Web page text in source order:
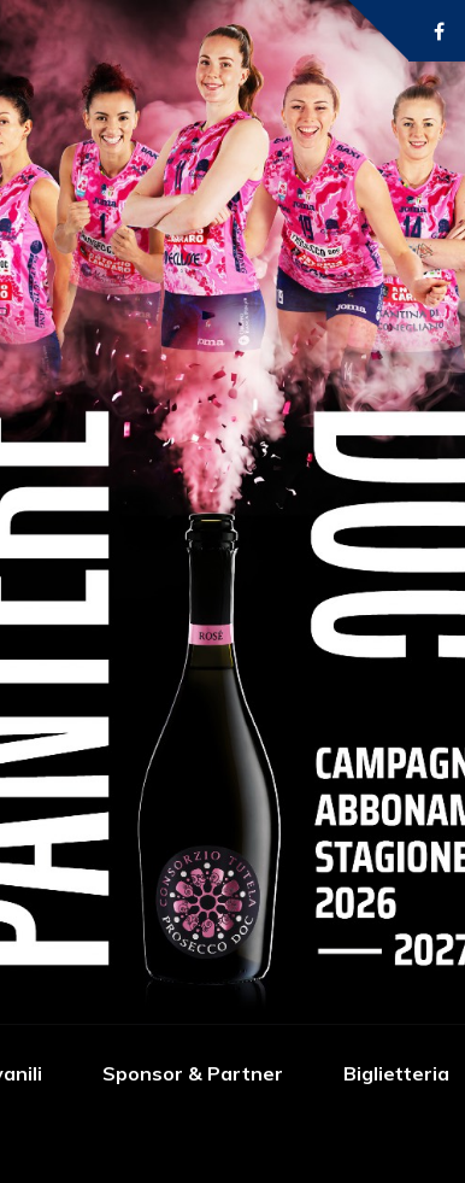
Sponsor & Partner Biglietteria